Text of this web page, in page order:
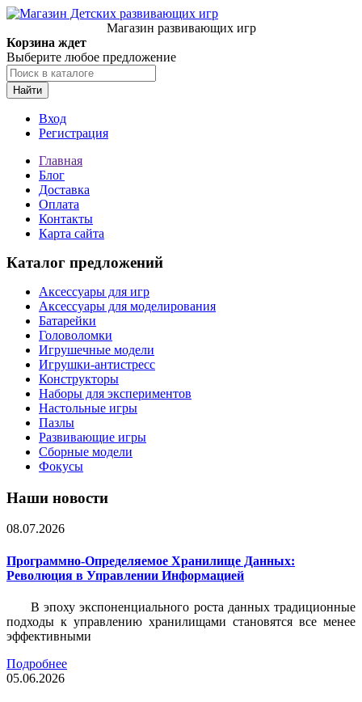
Магазин развивающих игр
Корзина ждет
Выберите любое предложение
Найти
Вход
Регистрация
Главная
Блог
Доставка
Оплата
Контакты
Карта сайта
Каталог предложений
Аксессуары для игр
Аксессуары для моделирования
Батарейки
Головоломки
Игрушечные модели
Игрушки-антистресс
Конструкторы
Наборы для экспериментов
Настольные игры
Пазлы
Развивающие игры
Сборные модели
Фокусы
Наши новости
08.07.2026
Программно-Определяемое Хранилище Данных:
Революция в Управлении Информацией
В эпоху экспоненциального роста данных традиционные
подходы к управлению хранилищами становятся все менее
эффективными
Подробнее
05.06.2026